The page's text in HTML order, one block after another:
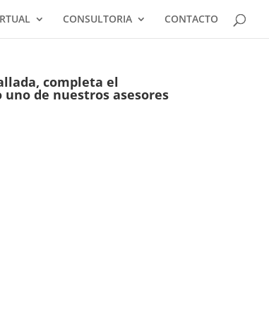
CONSULTORIA CONTACTO
completa el
de nuestros asesores